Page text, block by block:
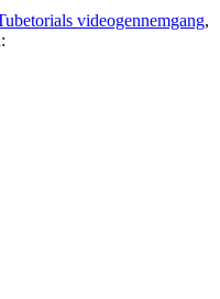
videogennemgang,